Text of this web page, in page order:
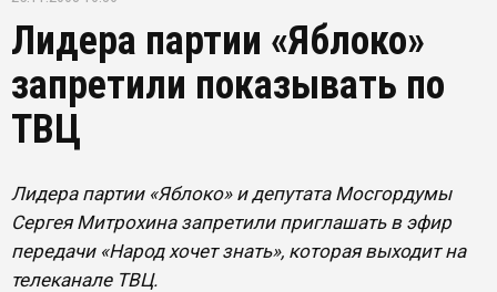
Лидера партии «Яблоко»
запретили показывать по
ТВЦ
Лидера партии «Яблоко» и депутата Мосгордумы
Сергея Митрохина запретили приглашать в эфир
передачи «Народ хочет знать», которая выходит на
телеканале ТВЦ.